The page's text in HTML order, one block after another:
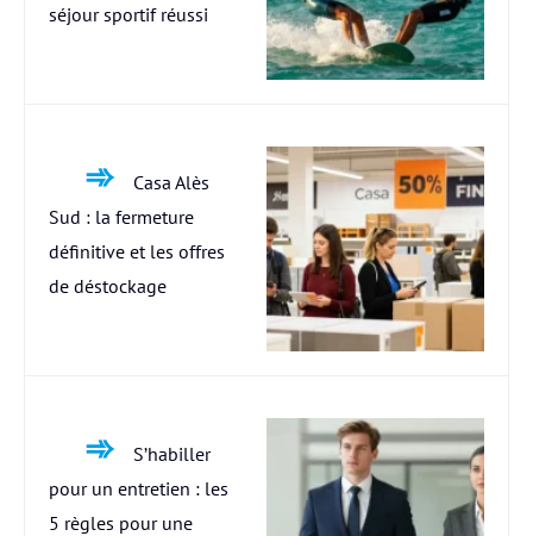
séjour sportif réussi
Casa Alès
Sud : la fermeture
définitive et les offres
de déstockage
S’habiller
pour un entretien : les
5 règles pour une